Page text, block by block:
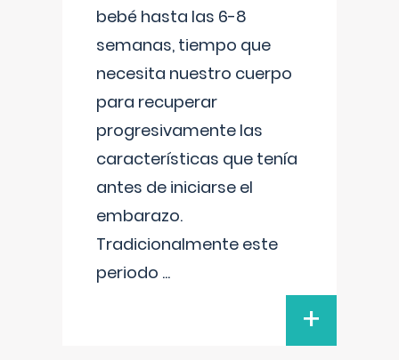
bebé hasta las 6-8
semanas, tiempo que
necesita nuestro cuerpo
para recuperar
progresivamente las
características que tenía
antes de iniciarse el
embarazo.
Tradicionalmente este
periodo ...
+